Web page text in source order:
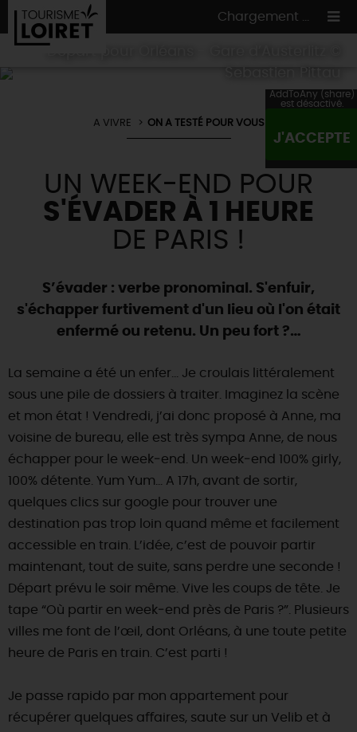
Chargement ...
ON A TESTÉ POUR VOUS
LES INCONTOURNABLES MADE IN LOIRET
HÉBERGEMENTS
INSOLITES
CULTURE
NATURE
TOUTES LES VISITES
EN MODECIRCUITS & BALADES
EN MODE NATURE & AVENTURE
...ET AUSSI
TOUTES LES ACTIVITÉS
Maîtresrestaurateurs
Nos marchés
Artistes et Artisans d'Art
Visitesgourmandesetcréatives
Vins et vignobles
Chic, une aire de pique-nique
Par ici lesguinguettes
Que rapporter du Loiret ?
La Route desMétiers d'Art
TOUT L'ART DE VIVRE
A NE PASRATER
Téléchargez le Guide de l'été 2026 🤽🌞
Des vacances auprès des animaux 🐎
Gien !
Expérimenter les parcours Baludik🕵️
Une saison de festivals 🎉
Rendez-vous de la nature en 2026
Des sorties en famille dans le Loiret !
Programme des animations "Loiret au fil de l'eau"
2026
Où sortir ?
TOURISME &HANDICAP
SE REPÉRER, SE DÉPLACER
INFOS &SERVICES
RÉSERVER MAINTENANT
A VIVRE ON A TESTÉ POUR VOUS
UN WEEK-END POUR
S'ÉVADER À 1 HEURE
DE PARIS !
S’évader : verbe pronominal. S'enfuir,
s'échapper furtivement d'un lieu où l'on était
enfermé ou retenu. Un peu fort ?…
La semaine a été un enfer… Je croulais littéralement
sous une pile de dossiers à traiter. Imaginez la scène
et mon état ! Vendredi, j’ai donc proposé à Anne, ma
voisine de bureau, elle est très sympa Anne, de nous
échapper pour le week‐end. Un week‐end 100% girly,
100% détente. Yum Yum… A 17h, avant de sortir,
quelques clics sur google pour trouver une
destination pas trop loin quand même et facilement
accessible en train. L’idée, c’est de pouvoir partir
maintenant, tout de suite, sans perdre une seconde !
Départ prévu le soir même. Vive les coups de tête. Je
tape “Où partir en week‐end près de Paris ?”. Plusieurs
villes me font de l’œil, dont Orléans, à une toute petite
heure de Paris en train. C’est parti !
Je passe rapido par mon appartement pour
récupérer quelques aﬀaires, saute sur un Velib et à
AddToAny (share)
est désactivé.
J'ACCEPTE